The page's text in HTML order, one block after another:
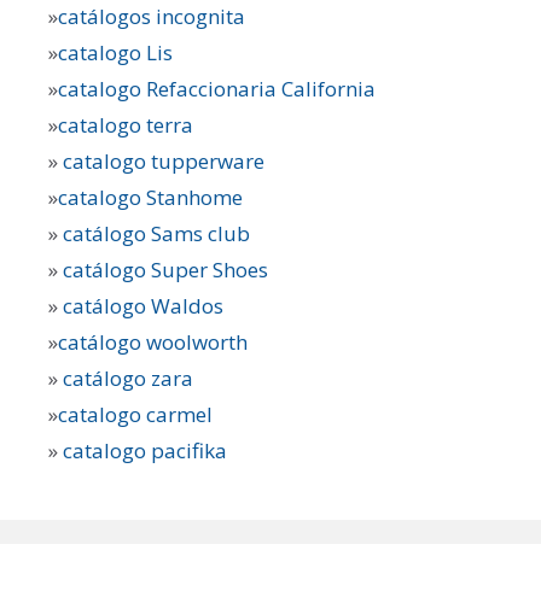
»catálogos incognita
»catalogo Lis
»catalogo Refaccionaria California
»catalogo terra
»catalogo tupperware
»catalogo Stanhome
»catálogo Sams club
»catálogo Super Shoes
»catálogo Waldos
»catálogo woolworth
»catálogo zara
»catalogo carmel
»catalogo pacifika